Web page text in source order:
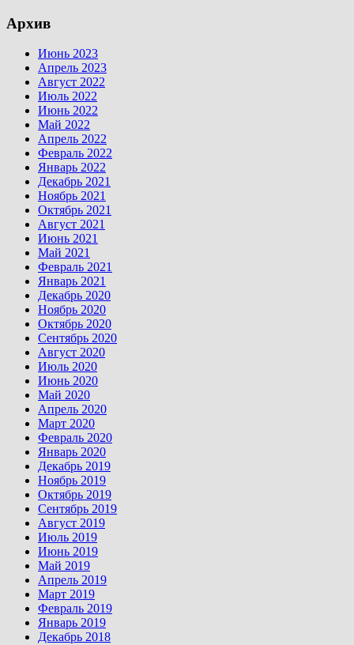
Архив
Июнь 2023
Апрель 2023
Август 2022
Июль 2022
Июнь 2022
Май 2022
Апрель 2022
Февраль 2022
Январь 2022
Декабрь 2021
Ноябрь 2021
Октябрь 2021
Август 2021
Июнь 2021
Май 2021
Февраль 2021
Январь 2021
Декабрь 2020
Ноябрь 2020
Октябрь 2020
Сентябрь 2020
Август 2020
Июль 2020
Июнь 2020
Май 2020
Апрель 2020
Март 2020
Февраль 2020
Январь 2020
Декабрь 2019
Ноябрь 2019
Октябрь 2019
Сентябрь 2019
Август 2019
Июль 2019
Июнь 2019
Май 2019
Апрель 2019
Март 2019
Февраль 2019
Январь 2019
Декабрь 2018